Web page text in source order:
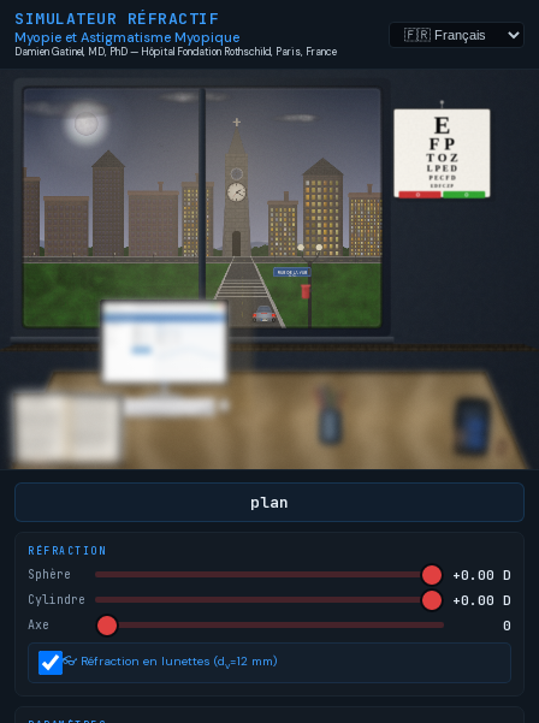
SIMULATEUR RÉFRACTIF
Myopie et Astigmatisme Myopique
Damien Gatinel, MD, PhD — Hôpital Fondation Rothschild, Paris, France
plan
RÉFRACTION
Sphère +0.00 D
Cylindre +0.00 D
Axe 0
👓 Réfraction en lunettes (dv=12 mm)